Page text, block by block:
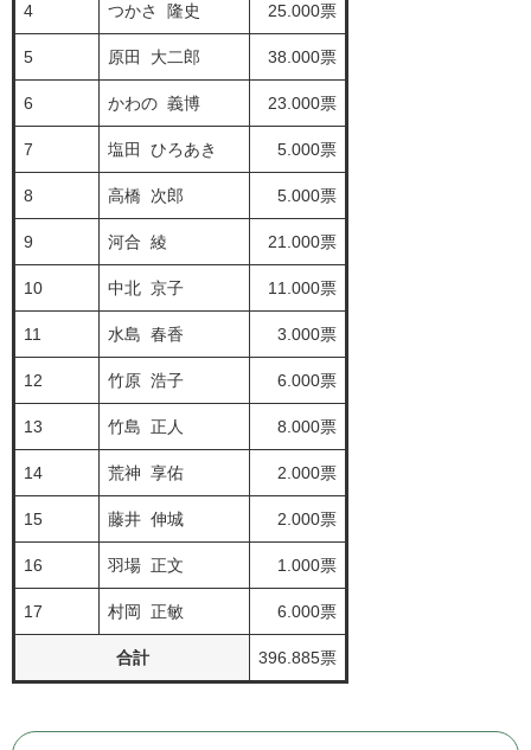
4 つかさ 隆史 25.000票
5 原田 大二郎 38.000票
6 かわの 義博 23.000票
7 塩田 ひろあき 5.000票
8 高橋 次郎 5.000票
9 河合 綾 21.000票
10 中北 京子 11.000票
11 水島 春香 3.000票
12 竹原 浩子 6.000票
13 竹島 正人 8.000票
14 荒神 享佑 2.000票
15 藤井 伸城 2.000票
16 羽場 正文 1.000票
17 村岡 正敏 6.000票
合計 396.885票